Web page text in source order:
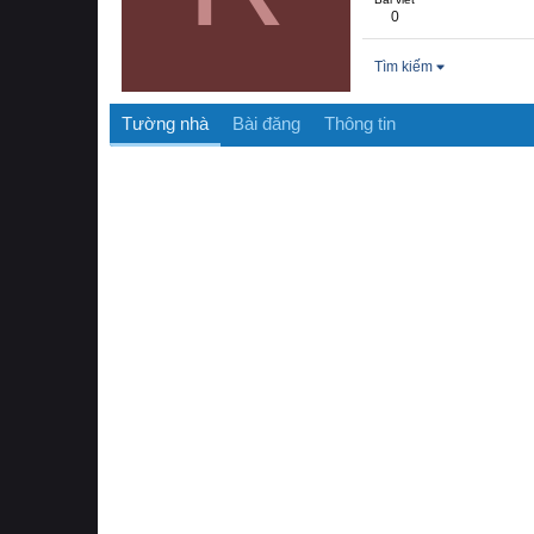
0
Tìm kiếm
Tường nhà Bài đăng Thông tin